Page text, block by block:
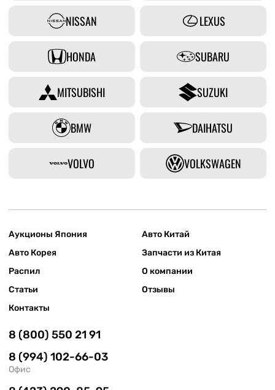
NISSAN LEXUS
HONDA SUBARU
MITSUBISHI SUZUKI
BMW DAIHATSU
VOLVO VOLKSWAGEN
Аукционы Япония
Авто Китай
Авто Корея
Запчасти из Китая
Распил
О компании
Статьи
Отзывы
Контакты
8 (800) 550 21 91
8 (994) 102-66-03
Офис